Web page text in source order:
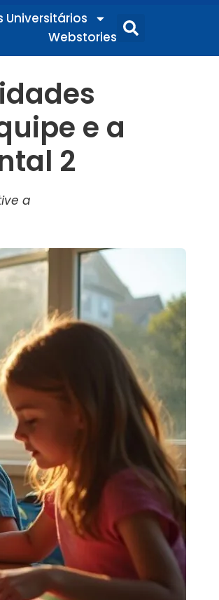
Universitários
Webstories
e a
2
a